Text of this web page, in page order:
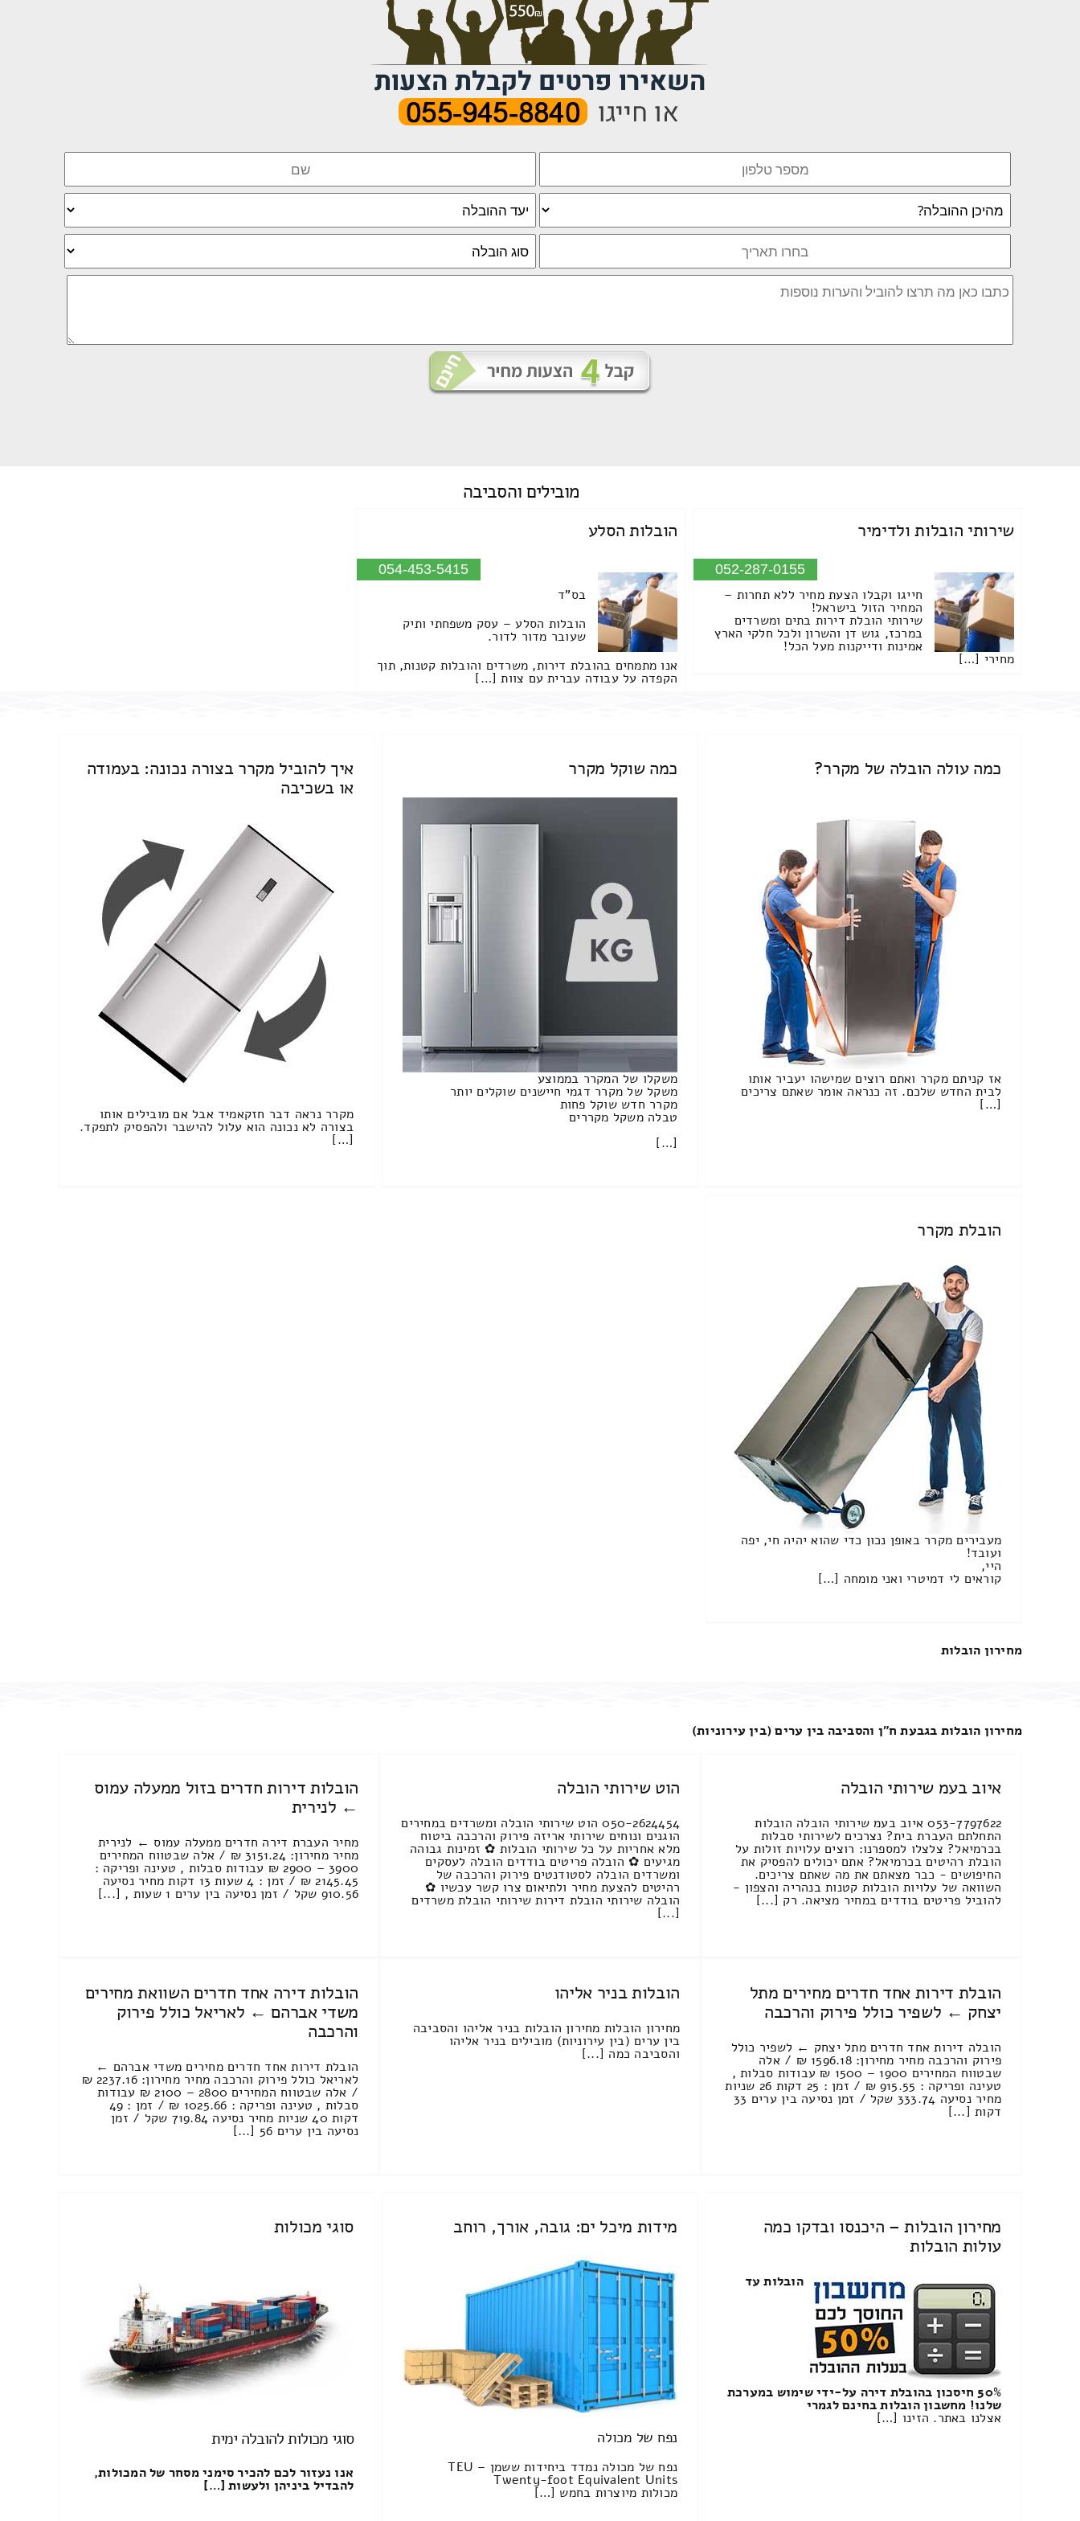
מוביליםוהסביבה
שירותי הובלות ולדימיר
052-287-0155
חייגו וקבלו הצעת מחיר ללא תחרות –
המחיר הזול בישראל!
שירותי הובלת דירות בתים ומשרדים
במרכז, גוש דן והשרון ולכל חלקי הארץ
אמינות ודייקנות מעל הכל!
מחירי […]
הובלות הסלע
054-453-5415
בס"ד
הובלות הסלע – עסק משפחתי ותיק
שעובר מדור לדור.
אנו מתמחים בהובלת דירות, משרדים והובלות קטנות, תוך
הקפדה על עבודה עברית עם צוות […]
כמה עולה הובלה של מקרר?
אז קניתם מקרר ואתם רוצים שמישהו יעביר אותו
לבית החדש שלכם. זה כנראה אומר שאתם צריכים
[…]
כמה שוקל מקרר
משקלו של המקרר בממוצע
משקל של מקרר דגמי חיישנים שוקלים יותר
מקרר חדש שוקל פחות
טבלה משקל מקררים
[…]
איך להוביל מקרר בצורה נכונה: בעמודה
או בשכיבה
מקרר נראה דבר חזקאמיד אבל אם מובילים אותו
בצורה לא נכונה הוא עלול להישבר ולהפסיק לתפקד.
[…]
הובלת מקרר
מעבירים מקרר באופן נכון כדי שהוא יהיה חי, יפה
ועובד!
היי,
קוראים לי דמיטרי ואני מומחה […]
מחירון הובלות
מחירון הובלות בגבעת ח"ן והסביבה בין ערים (בין עירוניות)
איוב בעמ שירותי הובלה
053-7797622 איוב בעמ שירותי הובלה הובלות
התחלתם העברת בית? נצרכים לשירותי סבלות
בכרמיאל? צלצלו למספרנו: רוצים עלויות זולות על
הובלת רהיטים בכרמיאל? אתם יכולים להפסיק את
החיפושים - כבר מצאתם את מה שאתם צריכים.
השוואה של עלויות הובלות קטנות בנהריה והצפון -
להוביל פריטים בודדים במחיר מציאה. רק [...]
הוט שירותי הובלה
050-2624454 הוט שירותי הובלה ומשרדים במחירים
הוגנים ונוחים שירותי אריזה פירוק והרכבה ביטוח
מלא אחריות על כל שירותי הובלות ✿ זמינות גבוהה
מגיעים ✿ הובלה פריטים בודדים הובלה לעסקים
ומשרדים הובלה לסטודנטים פירוק והרכבה של
רהיטים להצעת מחיר ולתיאום צרו קשר עכשיו ✿
הובלה שירותי הובלת דירות שירותי הובלת משרדים
[...]
הובלות דירות חדרים בזול ממעלה עמוס
← לנירית
מחיר העברת דירה חדרים ממעלה עמוס ← לנירית
מחיר מחירון: 3151.24 ₪ / אלה שבטווח המחירים
3900 – 2900 ₪ עבודות סבלות , טעינה ופריקה :
2145.45 ₪ / זמן : 4 שעות 13 דקות מחיר נסיעה
910.56 שקל / זמן נסיעה בין ערים 1 שעות , [...]
הובלת דירות אחד חדרים מחירים מתל
יצחק ← לשפיר כולל פירוק והרכבה
הובלה דירות אחד חדרים מתל יצחק ← לשפיר כולל
פירוק והרכבה מחיר מחירון: 1596.18 ₪ / אלה
שבטווח המחירים 1900 – 1500 ₪ עבודות סבלות ,
טעינה ופריקה : 915.55 ₪ / זמן : 25 דקות 26 שניות
מחיר נסיעה 333.74 שקל / זמן נסיעה בין ערים 33
דקות [...]
הובלות בניר אליהו
מחירון הובלות מחירון הובלות בניר אליהו והסביבה
בין ערים (בין עירוניות) מובילים בניר אליהו
והסביבה כמה [...]
הובלות דירה אחד חדרים השוואת מחירים
משדי אברהם ← לאריאל כולל פירוק
והרכבה
הובלת דירות אחד חדרים מחירים משדי אברהם ←
לאריאל כולל פירוק והרכבה מחיר מחירון: 2237.16 ₪
/ אלה שבטווח המחירים 2800 – 2100 ₪ עבודות
סבלות , טעינה ופריקה : 1025.66 ₪ / זמן : 49
דקות 40 שניות מחיר נסיעה 719.84 שקל / זמן
נסיעה בין ערים 56 [...]
מחירון הובלות – היכנסו ובדקו כמה
עולות הובלות
הובלות עד
50% חיסכון בהובלת דירה על-ידי שימוש במערכת
שלנו! מחשבון הובלות בחינם לגמרי
אצלנו באתר. הזינו […]
מידות מיכל ים: גובה, אורך, רוחב
נפח של מכולה
נפח של מכולה נמדד ביחידות ששמן TEU –
Twenty-foot Equivalent Units
מכולות מיוצרות בחמש […]
סוגי מכולות
סוגי מכולות להובלה ימית
אנו נעזור לכם להכיר סימני מסחר של המכולות,
להבדיל ביניהן ולעשות […]